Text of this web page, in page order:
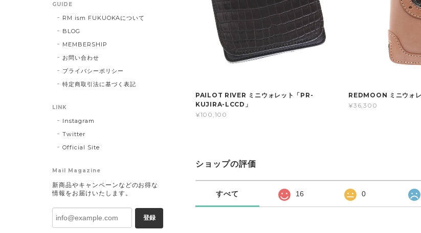
PAILOT RIVER ミニウォレット「PR-
KUJIRA-LCCD」
¥100,100
REDMOON ミニウォ
¥36,300
ショップの評価
すべて 16 0
GUIDE
RM ism FUKUOKAについて
BLOG
MEMBERSHIP
お問い合わせ
プライバシーポリシー
特定商取引法に基づく表記
LINK
Instagram
Twitter
Official Site
Mail Magazine
新商品やキャンペーンなどのお得な
情報をお届けいたします。
登録